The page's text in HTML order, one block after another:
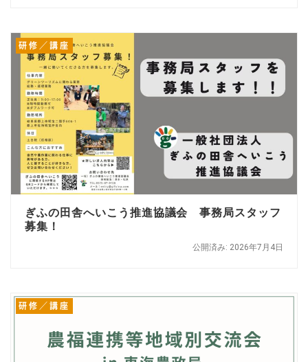
研修／講座
ぎふの田舎へいこう推進協議会 事務局スタッフ
募集！
公開済み: 2026年7月4日
研修／講座